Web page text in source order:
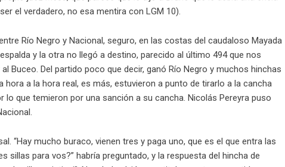
el verdadero, no esa mentira con LGM 10).
Río Negro y Nacional, seguro, en las costas del caudaloso Mayada
y la otra no llegó a destino, parecido al último 494 que nos
Buceo. Del partido poco que decir, ganó Río Negro y muchos hinchas
a la hora real, es más, estuvieron a punto de tirarlo a la cancha
que temieron por una sanción a su cancha. Nicolás Pereyra puso
“Hay mucho buraco, vienen tres y paga uno, que es el que entra las
sillas para vos?” habría preguntado, y la respuesta del hincha de